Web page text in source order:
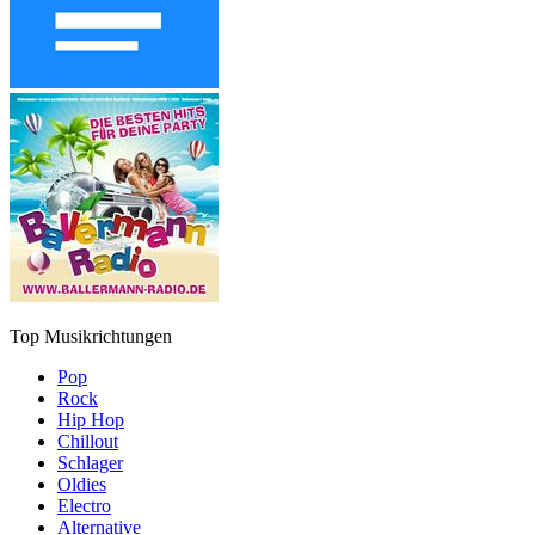
Top Musikrichtungen
Pop
Rock
Hip Hop
Chillout
Schlager
Oldies
Electro
Alternative